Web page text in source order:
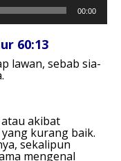
00:00
60:13
lawan, sebab sia-
akibat
kurang baik.
sekalipun
mengenal